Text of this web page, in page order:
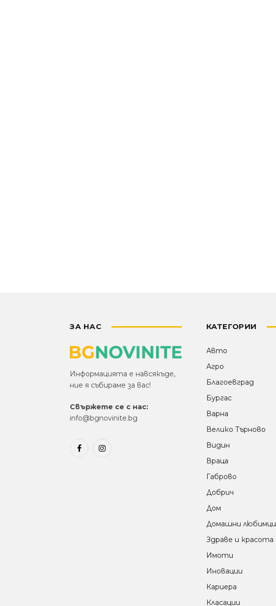
ЗА НАС
Информацията е навсякъде,
ние я събираме за вас!
Свържете се с нас:
info@bgnovinite.bg
FacebookInstagram
КАТЕГОРИИ
Авто
Агро
Благоевград
Бургас
Варна
Велико Търново
Видин
Враца
Габрово
Добрич
Дом
Домашни любимци
Здраве и красота
Имоти
Иновации
Кариера
Класации